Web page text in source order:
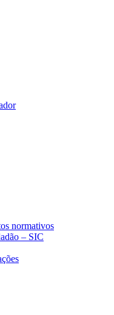
normativos
– SIC